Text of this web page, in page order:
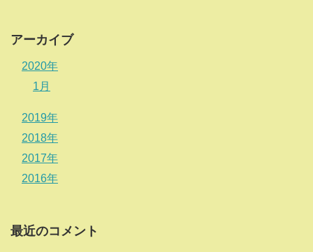
アーカイブ
2020年
1月
2019年
2018年
2017年
2016年
最近のコメント